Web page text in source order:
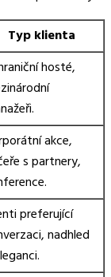
Typ klienta
hosté,
akce,
s partnery,
preferující
nadhled